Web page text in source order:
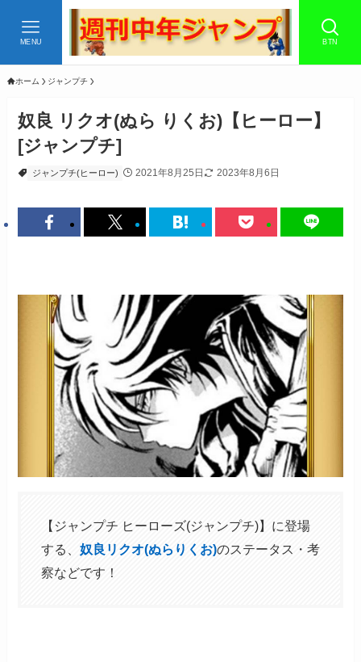
BTN
MENU
ホーム ジャンプチ
奴良 リクオ(ぬら りくお)【ヒーロー】
[ジャンプチ]
ジャンプチ(ヒーロー) 2021年8月25日 2023年8月6日
【ジャンプチ ヒーローズ(ジャンプチ)】に登場
する、 奴良リクオ(ぬらりくお)のステータス・考
察などです！